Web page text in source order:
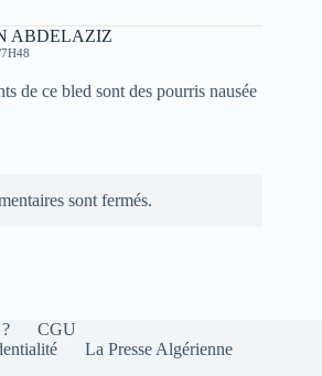
ABDELAZIZ
de ce bled sont des pourris nausée
sont fermés.
CGU
La Presse Algérienne